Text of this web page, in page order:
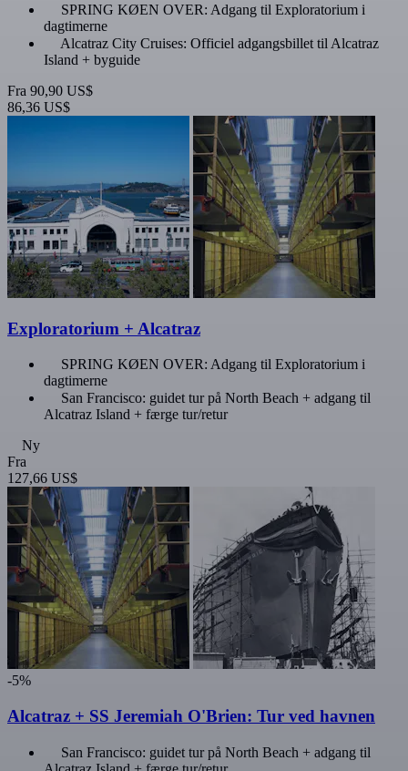
SPRING KØEN OVER: Adgang til Exploratorium i
dagtimerne
Alcatraz City Cruises: Officiel adgangsbillet til Alcatraz
Island + byguide
Fra 90,90 US$
86,36 US$
Exploratorium + Alcatraz
SPRING KØEN OVER: Adgang til Exploratorium i
dagtimerne
San Francisco: guidet tur på North Beach + adgang til
Alcatraz Island + færge tur/retur
Ny
Fra
127,66 US$
-5%
Alcatraz + SS Jeremiah O'Brien: Tur ved havnen
San Francisco: guidet tur på North Beach + adgang til